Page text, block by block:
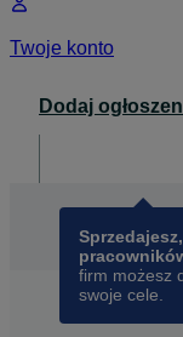
Twoje konto
Dodaj
firm możesz
swoje cele.